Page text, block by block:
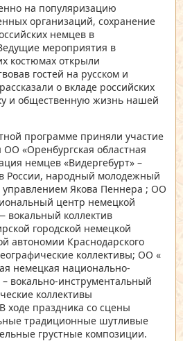
на популяризацию
организаций, сохранение
немцев в
мероприятия в
костюмах открыли
гостей на русском и
о вкладе российских
и общественную жизнь нашей
программе приняли участие
ОО «Оренбургская областная
немцев «Видергебурт» –
России, народный молодежный
управлением Якова Пеннера ; ОО
центр немецкой
коллектив
городской немецкой
автономии Краснодарского
коллективы; ОО «
немецкая национально-
– вокально-инструментальный
коллективы
ходе праздника со сцены
традиционные шутливые
грустные композиции.